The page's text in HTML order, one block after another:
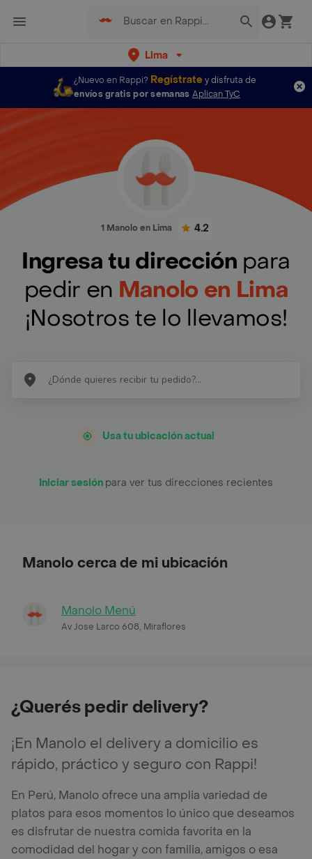
Lima
¿Nuevo en Rappi? Regístratey disfruta de
envíos gratis por semanas Aplican TyC
1 Manolo en Lima 4.2
Ingresa tu dirección para
pedir en Manolo en Lima
¡Nosotros te lo llevamos!
Usa tu ubicación actual
Iniciar sesión para ver tus direcciones recientes
Manolo cerca de mi ubicación
Manolo Menú
Av Jose Larco 608, Miraflores
¿Querés pedir delivery?
¡En Manolo el delivery a domicilio es
rápido, práctico y seguro con Rappi!
En Perú, Manolo ofrece una amplia variedad de
platos para esos momentos lo único que deseamos
es disfrutar de nuestra comida favorita en la
comodidad del hogar y con familia, amigos o esa